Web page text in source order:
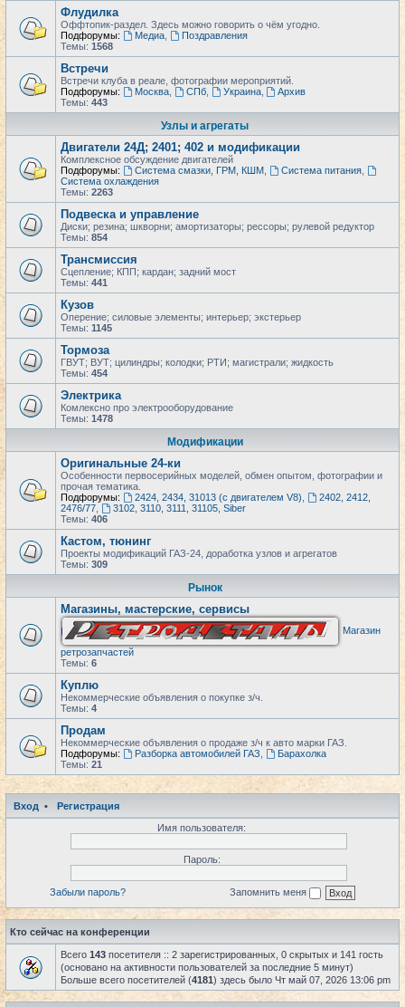
Флудилка
Оффтопик-раздел. Здесь можно говорить о чём угодно.
Подфорумы:
Медиа,
Поздравления
Темы: 1568
Встречи
Встречи клуба в реале, фотографии мероприятий.
Подфорумы:
Москва, СПб, Украина,
Архив
Темы: 443
Узлы и агрегаты
Двигатели 24Д; 2401; 402 и модификации
Комплексное обсуждение двигателей
Подфорумы:
Система смазки, ГРМ, КШМ, Система питания,
Система охлаждения
Темы: 2263
Подвеска и управление
Диски; резина; шкворни; амортизаторы; рессоры; рулевой редуктор
Темы: 854
Трансмиссия
Сцепление; КПП; кардан; задний мост
Темы: 441
Кузов
Оперение; силовые элементы; интерьер; экстерьер
Темы: 1145
Тормоза
ГВУТ; ВУТ; цилиндры; колодки; РТИ; магистрали; жидкость
Темы: 454
Электрика
Комлексно про электрооборудование
Темы: 1478
Модификации
Оригинальные 24-ки
Особенности первосерийных моделей, обмен опытом, фотографии и
прочая тематика.
Подфорумы:
2424, 2434, 31013 (с двигателем V8)
2402, 2412,
2476/77
3102, 3110, 3111, 31105, Siber
Темы: 406
Кастом, тюнинг
Проекты модификаций ГАЗ-24, доработка узлов и агрегатов
Темы: 309
Рынок
Магазины, мастерские, сервисы
Магазин
ретрозапчастей
Темы: 6
Куплю
Некоммерческие объявления о покупке з/ч.
Темы: 4
Продам
Некоммерческие объявления о продаже з/ч к авто марки ГАЗ.
Подфорумы:
Разборка автомобилей ГАЗ
Барахолка
Темы: 21
Вход •
Регистрация
Имя пользователя:
Пароль:
Забыли пароль? Запомнить меня
Кто сейчас на конференции
Всего 143 посетителя :: 2 зарегистрированных, 0 скрытых и 141 гость
(основано на активности пользователей за последние 5 минут)
Больше всего посетителей (4181) здесь было Чт май 07, 2026 13:06 pm